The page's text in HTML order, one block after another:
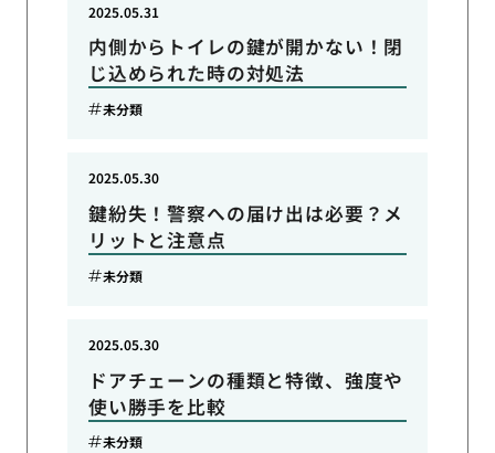
内側からトイレの鍵が開かない！閉
じ込められた時の対処法
2025.05.31
未分類
鍵紛失！警察への届け出は必要？メ
リットと注意点
2025.05.30
未分類
ドアチェーンの種類と特徴、強度や
使い勝手を比較
2025.05.30
未分類